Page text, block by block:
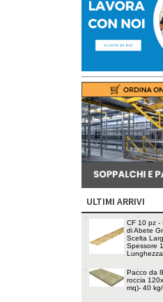
ULTIMI ARRIVI
CF 10 pz -
di Abete
Scelta
Spessore
Pacco da
roccia
mq)- 40